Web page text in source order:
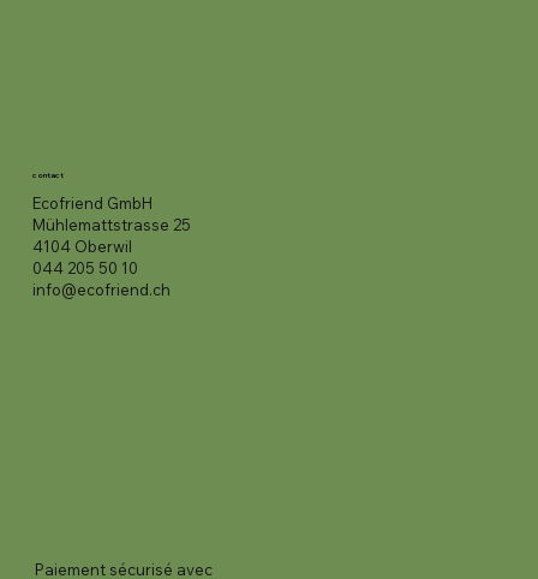
contact
Ecofriend GmbH
Mühlemattstrasse 25
4104 Oberwil
044 205 50 10
info@ecofriend.ch
Paiement sécurisé avec